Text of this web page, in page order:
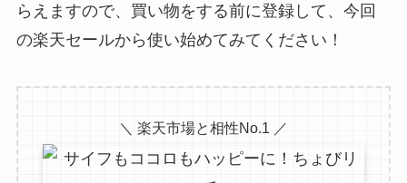
らえますので、買い物をする前に登録して、今回
の楽天セールから使い始めてみてください！
＼ 楽天市場と相性No.1 ／